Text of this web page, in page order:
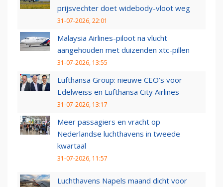
prijsvechter doet widebody-vloot weg
31-07-2026, 22:01
Malaysia Airlines-piloot na vlucht
aangehouden met duizenden xtc-pillen
31-07-2026, 13:55
Lufthansa Group: nieuwe CEO’s voor
Edelweiss en Lufthansa City Airlines
31-07-2026, 13:17
Meer passagiers en vracht op
Nederlandse luchthavens in tweede
kwartaal
31-07-2026, 11:57
Luchthavens Napels maand dicht voor